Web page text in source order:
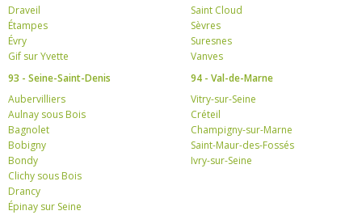
Draveil
Étampes
Évry
Gif sur Yvette
Saint Cloud
Sèvres
Suresnes
Vanves
93 - Seine-Saint-Denis
Aubervilliers
Aulnay sous Bois
Bagnolet
Bobigny
Bondy
Clichy sous Bois
Drancy
Épinay sur Seine
94 - Val-de-Marne
Vitry-sur-Seine
Créteil
Champigny-sur-Marne
Saint-Maur-des-Fossés
Ivry-sur-Seine